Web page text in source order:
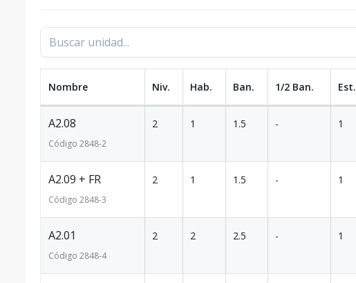
Nombre Niv. Hab. Ban. 1/2 Ban. Est.
A2.08
Código 2848-2
2 1 1.5 - 1
A2.09 + FR
Código 2848-3
2 1 1.5 - 1
A2.01
Código 2848-4
2 2 2.5 - 1